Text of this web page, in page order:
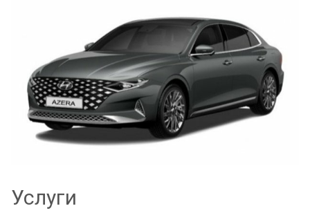
Услуги